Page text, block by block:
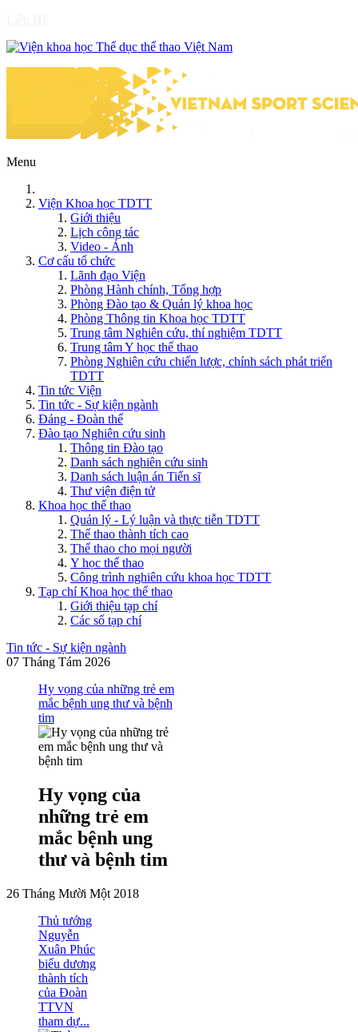
Menu
Viện Khoa học TDTT
Giới thiệu
Lịch công tác
Video - Ảnh
Cơ cấu tổ chức
Lãnh đạo Viện
Phòng Hành chính, Tổng hợp
Phòng Đào tạo & Quản lý khoa học
Phòng Thông tin Khoa học TDTT
Trung tâm Nghiên cứu, thí nghiệm TDTT
Trung tâm Y học thể thao
Phòng Nghiên cứu chiến lược, chính sách phát triển
TDTT
Tin tức Viện
Tin tức - Sự kiện ngành
Đảng - Đoàn thể
Đào tạo Nghiên cứu sinh
Thông tin Đào tạo
Danh sách nghiên cứu sinh
Danh sách luận án Tiến sĩ
Thư viện điện tử
Khoa học thể thao
Quản lý - Lý luận và thực tiễn TDTT
Thể thao thành tích cao
Thể thao cho mọi người
Y học thể thao
Công trình nghiên cứu khoa học TDTT
Tạp chí Khoa học thể thao
Giới thiệu tạp chí
Các số tạp chí
Tin tức - Sự kiện ngành
07 Tháng Tám 2026
Hy vọng của những trẻ em
mắc bệnh ung thư và bệnh
tim
Hy vọng của
những trẻ em
mắc bệnh ung
thư và bệnh tim
26 Tháng Mười Một 2018
Thủ tướng
Nguyễn
Xuân Phúc
biểu dương
thành tích
của Đoàn
TTVN
tham dự...